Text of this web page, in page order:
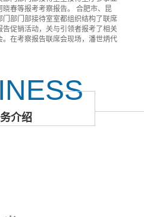
晓春等报考考察报告。 合肥市、昆
门部门部接待室室都组织结构了联席
告促销活动，关与引领者报考了相关
。在考察报告联席会现场，潘世炳代
介绍